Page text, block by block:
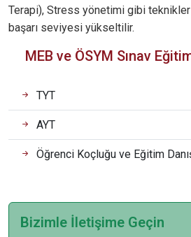
Terapi), Stress yönetimi gibi
başarı seviyesi yükseltilir.
MEB ve ÖSYM Sınav
TYT
AYT
Öğrenci Koçluğu ve Eğitim
Bizimle İletişime Geçin